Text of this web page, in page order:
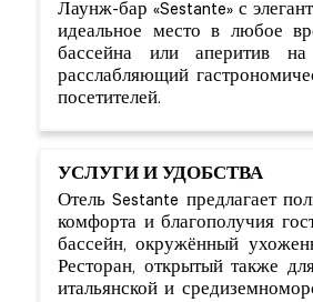
Лаунж-бар «Sestante» с
идеальное место в любое
бассейна или аперитив
расслабляющий
посетителей.
УСЛУГИ И УДОБСТВА
Отель Sestante предлагает
комфорта и благополучия
бассейн, окружённый
Ресторан, открытый также
итальянской и